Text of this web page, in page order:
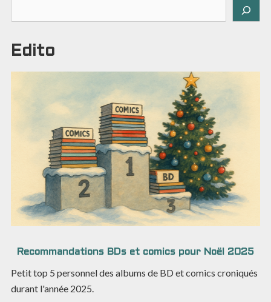
Edito
Recommandations BDs et comics pour Noël 2025
Petit top 5 personnel des albums de BD et comics croniqués
durant l'année 2025.